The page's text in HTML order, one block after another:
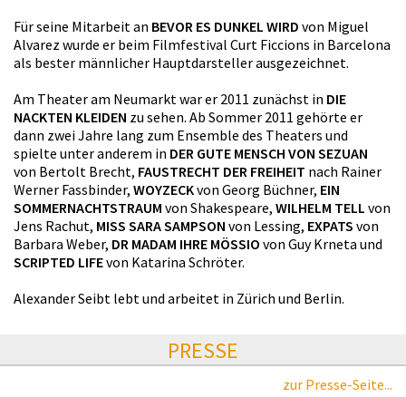
Für seine Mitarbeit an BEVOR ES DUNKEL WIRD von Miguel
Alvarez wurde er beim Filmfestival Curt Ficcions in Barcelona
als bester männlicher Hauptdarsteller ausgezeichnet.
Am Theater am Neumarkt war er 2011 zunächst in DIE
NACKTEN KLEIDEN zu sehen. Ab Sommer 2011 gehörte er
dann zwei Jahre lang zum Ensemble des Theaters und
spielte unter anderem in DER GUTE MENSCH VON SEZUAN
von Bertolt Brecht, FAUSTRECHT DER FREIHEIT nach Rainer
Werner Fassbinder, WOYZECKvon Georg Büchner, EIN
SOMMERNACHTSTRAUM von Shakespeare, WILHELM TELL von
Jens Rachut, MISS SARA SAMPSON von Lessing, EXPATS von
Barbara Weber, DR MADAM IHRE MÖSSIO von Guy Krneta und
SCRIPTED LIFEvon Katarina Schröter.
Alexander Seibt lebt und arbeitet in Zürich und Berlin.
PRESSE
zur Presse-Seite...